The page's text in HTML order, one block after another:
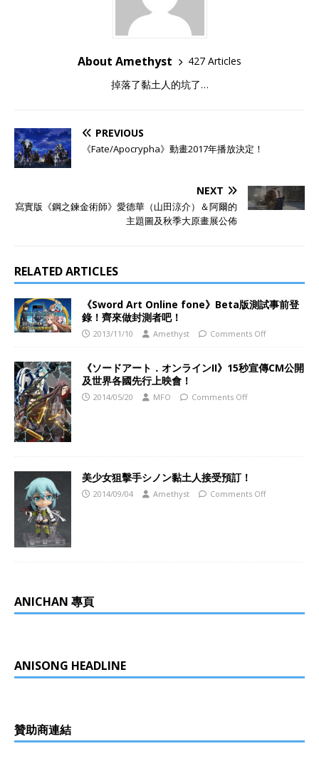
About Amethyst
427 Articles
掉落了黏土人的坑了…
PREVIOUS
《Fate/Apocrypha》動畫2017年播放決定！
NEXT
寫實版《鋼之鍊金術師》愛德華（山田涼介）＆阿爾的
主題圖及秋季大原畫展公佈
RELATED ARTICLES
《Sword Art Online fone》Beta版測試事前登
錄！齊來做封測者吧！
2013/11/10 Amethyst Comments Off
《ソードアート．オンラインII》15秒宣傳CM公開
及世界各國先行上映會！
2014/05/20 MFO Comments Off
美少女狙擊手シノン黏土人接受預訂！
2014/09/04 Amethyst Comments Off
ANICHAN 專頁
ANISONG HEADLINE
贊助商連結